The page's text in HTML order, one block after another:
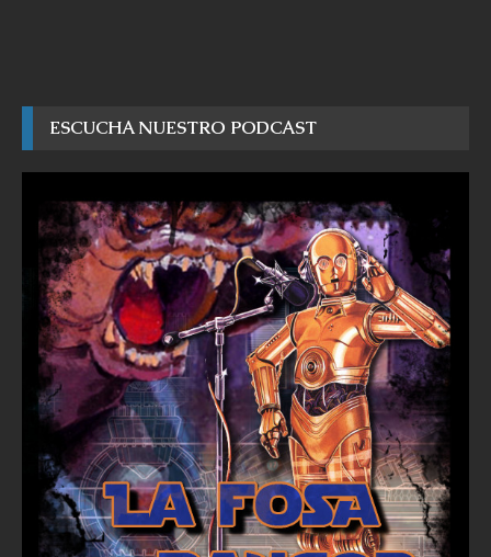
ESCUCHA NUESTRO PODCAST